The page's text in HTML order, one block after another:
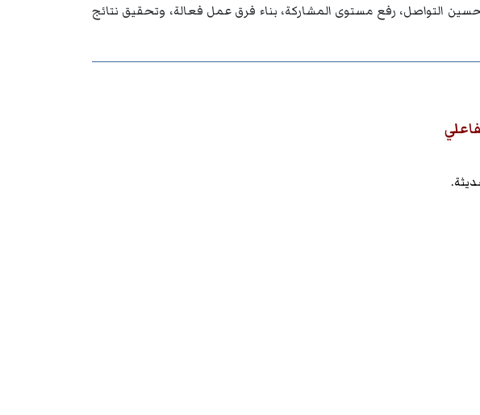
التواصل، رفع مستوى المشاركة، بناء فرق عمل فعالة، وتحقيق نتائج